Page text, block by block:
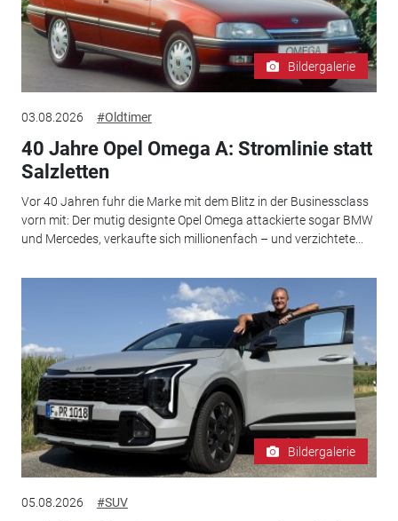
Bildergalerie
03.08.2026 #Oldtimer
40 Jahre Opel Omega A: Stromlinie statt
Salzletten
Vor 40 Jahren fuhr die Marke mit dem Blitz in der Businessclass
vorn mit: Der mutig designte Opel Omega attackierte sogar BMW
und Mercedes, verkaufte sich millionenfach – und verzichtete...
Bildergalerie
05.08.2026 #SUV